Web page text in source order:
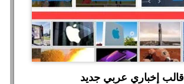
قالب إخباري عربي جديد